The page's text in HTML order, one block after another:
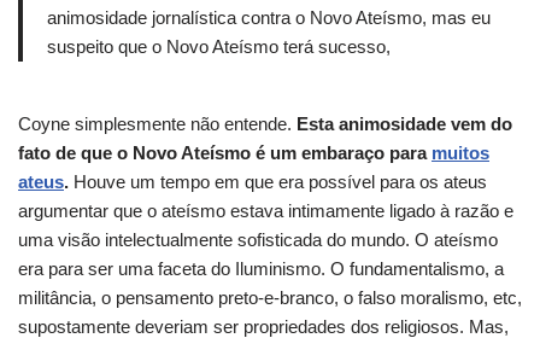
animosidade jornalística contra o Novo Ateísmo, mas eu
suspeito que o Novo Ateísmo terá sucesso,
Coyne simplesmente não entende. Esta animosidade vem do
fato de que o Novo Ateísmo é um embaraço para muitos
ateus. Houve um tempo em que era possível para os ateus
argumentar que o ateísmo estava intimamente ligado à razão e
uma visão intelectualmente sofisticada do mundo. O ateísmo
era para ser uma faceta do Iluminismo. O fundamentalismo, a
militância, o pensamento preto-e-branco, o falso moralismo, etc,
supostamente deveriam ser propriedades dos religiosos. Mas,